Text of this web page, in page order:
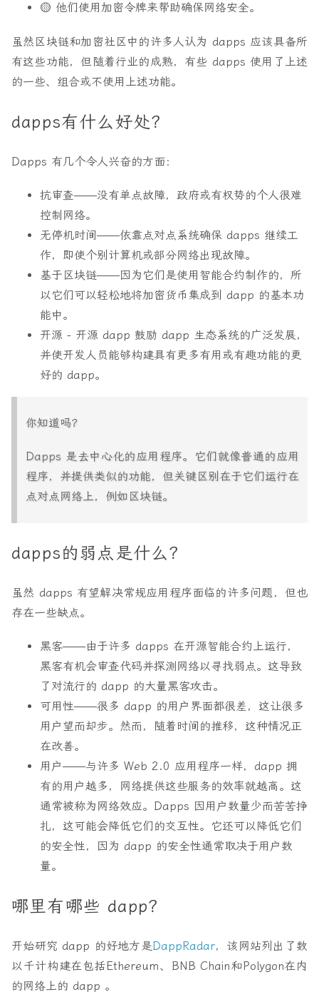
🟡 他们使用加密令牌来帮助确保网络安全。
虽然区块链和加密社区中的许多人认为 dapps 应该具备所
有这些功能，但随着行业的成熟，有些 dapps 使用了上述
的一些、组合或不使用上述功能。
dapps有什么好处？
Dapps 有几个令人兴奋的方面：
抗审查——没有单点故障，政府或有权势的个人很难
控制网络。
无停机时间——依靠点对点系统确保 dapps 继续工
作，即使个别计算机或部分网络出现故障。
基于区块链——因为它们是使用智能合约制作的，所
以它们可以轻松地将加密货币集成到 dapp 的基本功
能中。
开源 - 开源 dapp 鼓励 dapp 生态系统的广泛发展，
并使开发人员能够构建具有更多有用或有趣功能的更
好的 dapp。
你知道吗？
Dapps 是去中心化的应用程序。它们就像普通的应用
程序，并提供类似的功能，但关键区别在于它们运行在
点对点网络上，例如区块链。
dapps的弱点是什么？
虽然 dapps 有望解决常规应用程序面临的许多问题，但也
存在一些缺点。
黑客——由于许多 dapps 在开源智能合约上运行，
黑客有机会审查代码并探测网络以寻找弱点。这导致
了对流行的 dapp 的大量黑客攻击。
可用性——很多 dapp 的用户界面都很差，这让很多
用户望而却步。然而，随着时间的推移，这种情况正
在改善。
用户——与许多 Web 2.0 应用程序一样，dapp 拥
有的用户越多，网络提供这些服务的效率就越高。这
通常被称为网络效应。Dapps 因用户数量少而苦苦挣
扎，这可能会降低它们的交互性。它还可以降低它们
的安全性，因为 dapp 的安全性通常取决于用户数
量。
哪里有哪些 dapp？
开始研究 dapp 的好地方是DappRadar，该网站列出了数
以千计构建在包括Ethereum、BNB Chain和Polygon在内
的网络上的 dapp 。